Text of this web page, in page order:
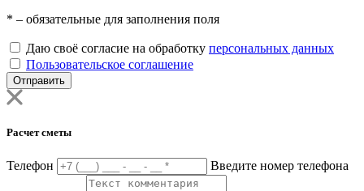
* – обязательные для заполнения поля
Даю своё согласие на обработку персональных данных
Пользовательское соглашение
Отправить
Расчет сметы
Телефон Введите номер телефона